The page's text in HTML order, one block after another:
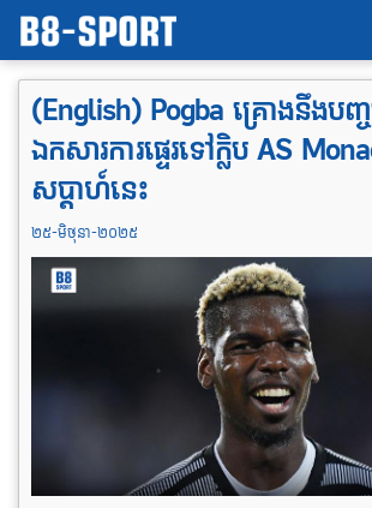
(English) Pogba គ្រោងនឹងបញ្
ឯកសារការផ្ទេរទៅក្លិប AS
សប្តាហ៍នេះ
២៥-មិថុនា-២០២៥